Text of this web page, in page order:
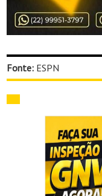
Fonte: ESPN